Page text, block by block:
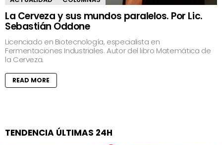
La Cerveza y sus mundos paralelos. Por Lic.
Sebastián Oddone
Licenciado en Biotecnología, especialista en
Fermentaciones Industriales. Autor del libro Matemática de
la Cerveza.
READ MORE
TENDENCIA ÚLTIMAS 24H